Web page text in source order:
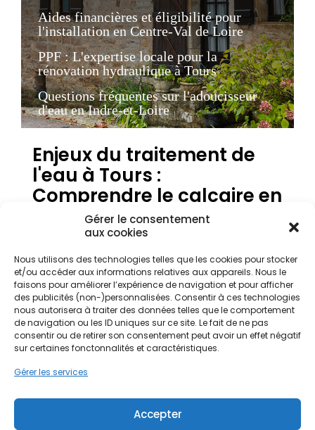
Gérer le consentement
aux cookies
Nous utilisons des technologies telles que les cookies pour stocker
et/ou accéder aux informations relatives aux appareils. Nous le
faisons pour améliorer l’expérience de navigation et pour afficher
des publicités (non-)personnalisées. Consentir à ces technologies
nous autorisera à traiter des données telles que le comportement
de navigation ou les ID uniques sur ce site. Le fait de ne pas
consentir ou de retirer son consentement peut avoir un effet négatif
sur certaines fonctonnalités et caractéristiques.
Gérer les services
Accepter
Aides financières et éligibilité pour
l'installation en Centre-Val de Loire
PPF : L'expertise locale pour la
rénovation hydraulique à Tours
Questions fréquentes sur l'adoucisseur
d'eau en Indre-et-Loire
Enjeux du traitement de
l'eau à Tours :
Comprendre le calcaire en
Indre-et-Loire
La qualité de l'eau est une préoccupation majeure
pour les propriétaires de la région Centre-Val de
Loire. À Tours et dans son agglomération, l'eau
distribuée présente une dureté significative,
caractéristique des sols calcaires de la Vallée de la
Loire. Cette eau dite "dure" contient une forte
concentration en calcium et en magnésium. Pour
les habitants des quartiers du Centre-ville ou des
Prébendes, cela se traduit rapidement par des
dépôts blancs tenaces sur les robinetteries et une
accumulation de tartre dans les canalisations. Le
traitement d'eau devient alors une nécessité